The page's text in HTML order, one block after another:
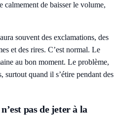
calmement de baisser le volume,
souvent des exclamations, des
et des rires. C’est normal. Le
au bon moment. Le problème,
surtout quand il s’étire pendant des
pas de jeter à la